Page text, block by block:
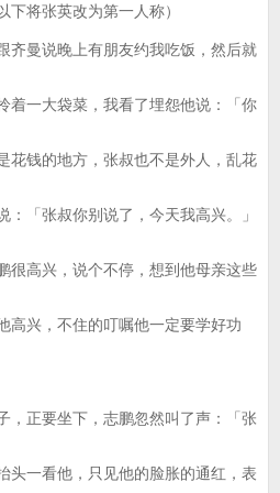
为第一人称）
曼说晚上有朋友约我吃饭，然后就
着一大袋菜，我看了埋怨他说：「你
花钱的地方，张叔也不是外人，乱花
「张叔你别说了，今天我高兴。」
很高兴，说个不停，想到他母亲这些
高兴，不住的叮嘱他一定要学好功
正要坐下，志鹏忽然叫了声：「张
头一看他，只见他的脸胀的通红，表